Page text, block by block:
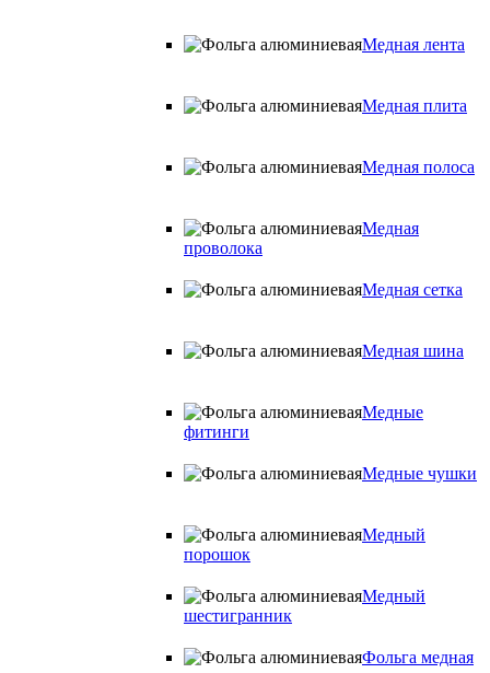
Медная лента
Медная плита
Медная полоса
Медная
проволока
Медная сетка
Медная шина
Медные
фитинги
Медные чушки
Медный
порошок
Медный
шестигранник
Фольга медная